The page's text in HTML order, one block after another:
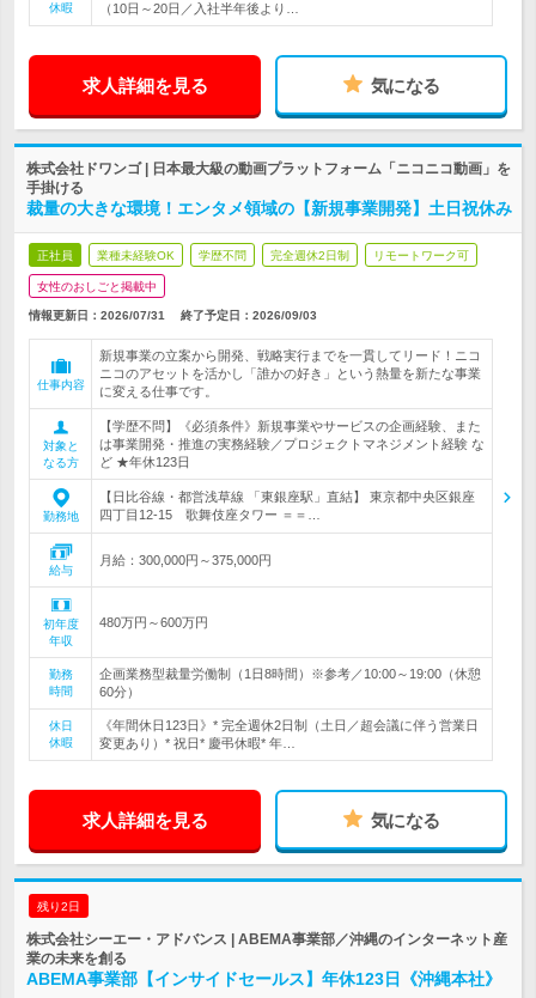
休暇
（10日～20日／入社半年後より…
求人詳細を見る 気になる
株式会社ドワンゴ | 日本最大級の動画プラットフォーム「ニコニコ動画」を
手掛ける
裁量の大きな環境！エンタメ領域の【新規事業開発】土日祝休み
正社員 業種未経験OK 学歴不問 完全週休2日制 リモートワーク可
女性のおしごと掲載中
情報更新日：2026/07/31 終了予定日： 2026/09/03
仕事内容
新規事業の立案から開発、戦略実行までを一貫してリード！ニコ
ニコのアセットを活かし「誰かの好き」という熱量を新たな事業
に変える仕事です。
対象と
なる方
【学歴不問】《必須条件》新規事業やサービスの企画経験、また
は事業開発・推進の実務経験／プロジェクトマネジメント経験 な
ど ★年休123日
勤務地
【日比谷線・都営浅草線 「東銀座駅」直結】 東京都中央区銀座
四丁目12-15 歌舞伎座タワー ＝＝…
給与
月給：300,000円～375,000円
初年度
年収
480万円～600万円
勤務
時間
企画業務型裁量労働制（1日8時間）※参考／10:00～19:00（休憩
60分）
休日
休暇
《年間休日123日》* 完全週休2日制（土日／超会議に伴う営業日
変更あり）* 祝日* 慶弔休暇* 年…
求人詳細を見る 気になる
残り2日
株式会社シーエー・アドバンス | ABEMA事業部／沖縄のインターネット産
業の未来を創る
ABEMA事業部【インサイドセールス】年休123日《沖縄本社》